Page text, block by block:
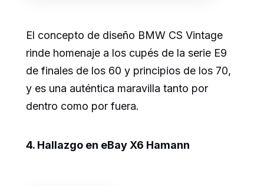
El concepto de diseño BMW CS Vintage
rinde homenaje a los cupés de la serie E9
de finales de los 60 y principios de los 70,
y es una auténtica maravilla tanto por
dentro como por fuera.
4. Hallazgo en eBay X6 Hamann